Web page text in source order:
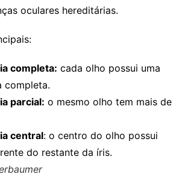
oculares hereditárias.
completa: cada olho possui uma
completa.
parcial: o mesmo olho tem mais de
central: o centro do olho possui
do restante da íris.